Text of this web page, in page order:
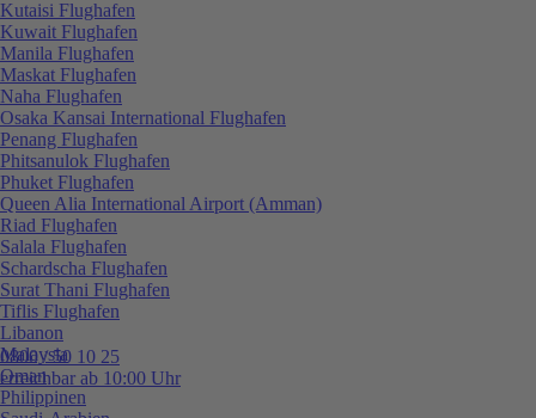
0800 / 50 10 25
erreichbar ab 10:00 Uhr
Kutaisi Flughafen
Kuwait Flughafen
Manila Flughafen
Maskat Flughafen
Naha Flughafen
Osaka Kansai International Flughafen
Penang Flughafen
Phitsanulok Flughafen
Phuket Flughafen
Queen Alia International Airport (Amman)
Riad Flughafen
Salala Flughafen
Schardscha Flughafen
Surat Thani Flughafen
Tiflis Flughafen
Libanon
Malaysia
Oman
Philippinen